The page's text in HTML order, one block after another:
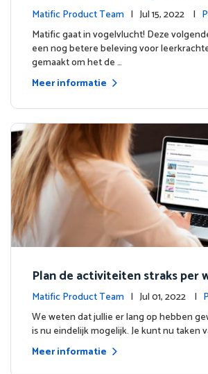
rachten
Matific Product Team | Jul 15, 2022 |
Matific gaat in vogelvlucht! Deze
een nog betere beleving voor
gemaakt om het de …
Meer informatie
Plan de activiteiten straks per
Matific Product Team | Jul 01, 2022 |
We weten dat jullie er lang op hebben
is nu eindelijk mogelijk. Je kunt nu taken
Meer informatie